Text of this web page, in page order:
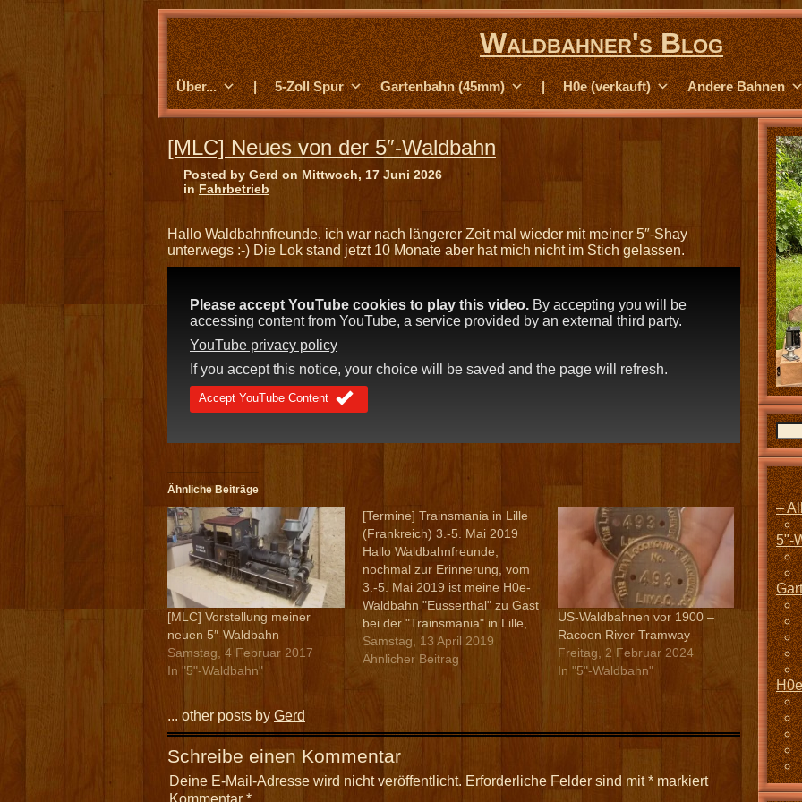
Waldbahner's Blog
Über... | 5-Zoll Spur Gartenbahn (45mm) | H0e (verkauft) Andere Bahnen
[MLC] Neues von der 5″-Waldbahn
Posted by Gerd on Mittwoch, 17 Juni 2026
in Fahrbetrieb
Hallo Waldbahnfreunde, ich war nach längerer Zeit mal wieder mit meiner 5″-Shay
unterwegs :-) Die Lok stand jetzt 10 Monate aber hat mich nicht im Stich gelassen.
Please accept YouTube cookies to play this video. By accepting you will be
accessing content from YouTube, a service provided by an external third party.
YouTube privacy policy
If you accept this notice, your choice will be saved and the page will refresh.
Accept YouTube Content
Ähnliche Beiträge
[MLC] Vorstellung meiner
neuen 5″-Waldbahn
Samstag, 4 Februar 2017
In "5"-Waldbahn"
[Termine] Trainsmania in Lille
(Frankreich) 3.-5. Mai 2019
Hallo Waldbahnfreunde,
nochmal zur Erinnerung, vom
3.-5. Mai 2019 ist meine H0e-
Waldbahn "Eusserthal" zu Gast
bei der "Trainsmania" in Lille,
Frankreich. Mit dabei ist
wieder die Waldbahn "Grand
Samstag, 13 April 2019
Ähnlicher Beitrag
US-Waldbahnen vor 1900 –
Racoon River Tramway
Freitag, 2 Februar 2024
In "5"-Waldbahn"
... other posts by Gerd
Schreibe einen Kommentar
Deine E-Mail-Adresse wird nicht veröffentlicht. Erforderliche Felder sind mit* markiert
Kommentar *
–
5"-